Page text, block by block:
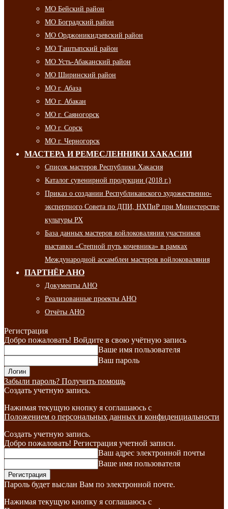
МО Бейский район
МО Боградский район
МО Орджоникидзевский район
МО Таштыпский район
МО Усть-Абаканский район
МО Ширинский район
МО г. Абаза
МО г. Абакан
МО г. Саяногорск
МО г. Сорск
МО г. Черногорск
МАСТЕРА И РЕМЕСЛЕННИКИ ХАКАСИИ
Список мастеров Республики Хакасия
Каталог сувенирной продукции (2018 г.)
Приказ о создании Республиканского художественно-
экспертного Совета по ДПИ, НХПиР при Министерстве
культуры РХ
База данных мастеров войлоковаляния участников
выставки «Степной путь кочевника» в рамках
Международной ассамблеи мастеров войлоковаляния
ПАРТНЁР АНО
Документы АНО
Реализованные проекты АНО
Отчёты АНО
Регистрация
Добро пожаловать! Войдите в свою учётную запись
Ваше имя пользователя
Ваш пароль
Забыли пароль? Получить помощь
Создать учетную запись.
Нажимая текущую кнопку я соглашаюсь с
Положением о персональных данных и конфиденциальности
Создать учетную запись.
Добро пожаловать! Регистрация учетной записи.
Ваш адрес электронной почты
Ваше имя пользователя
Пароль будет выслан Вам по электронной почте.
Нажимая текущую кнопку я соглашаюсь с